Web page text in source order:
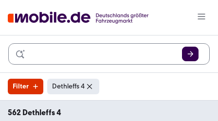
Filter Dethleffs 4
562 Dethleffs 4